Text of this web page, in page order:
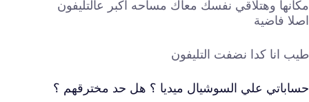
مكانها وهتلاقي نفسك معاك مساحه اكبر عالتليفون
اصلا فاضية
طيب انا كدا نضفت التليفون
حساباتي علي السوشيال ميديا ؟ هل حد مخترقهم ؟